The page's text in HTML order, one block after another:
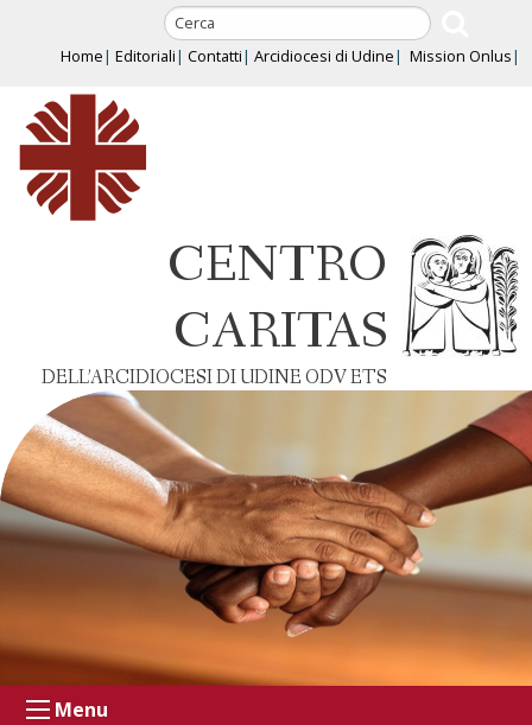
content
Home Editoriali Contatti Arcidiocesi di Udine Mission Onlus
CENTRO
CARITAS
DELL’ARCIDIOCESI DI UDINE ODV ETS
Menu